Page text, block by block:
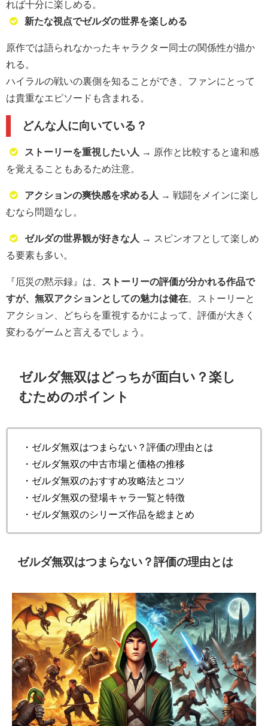
れば十分に楽しめる。
新たな視点でゼルダの世界を楽しめる
原作では語られなかったキャラクター同士の関係性が描か
れる。
ハイラルの戦いの裏側を知ることができ、ファンにとって
は貴重なエピソードも含まれる。
どんな人に向いている？
ストーリーを重視したい人 → 原作と比較すると違和感
を覚えることもあるため注意。
アクションの爽快感を求める人 → 戦闘をメインに楽し
むなら問題なし。
ゼルダの世界観が好きな人 → スピンオフとして楽しめ
る要素も多い。
『厄災の黙示録』は、
ストーリーの評価が分かれる作品で
すが、無双アクションとしての魅力は健在。ストーリーと
アクション、どちらを重視するかによって、評価が大きく
変わるゲームと言えるでしょう。
ゼルダ無双はどっちが面白い？楽し
むためのポイント
・ゼルダ無双はつまらない？評価の理由とは
・ゼルダ無双の中古市場と価格の推移
・ゼルダ無双のおすすめ攻略法とコツ
・ゼルダ無双の登場キャラ一覧と特徴
・ゼルダ無双のシリーズ作品を総まとめ
ゼルダ無双はつまらない？評価の理由とは